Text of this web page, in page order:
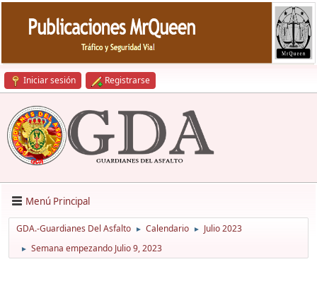
Iniciar sesión Registrarse
Menú Principal
GDA.-Guardianes Del Asfalto ► Calendario ► Julio 2023
► Semana empezando Julio 9, 2023